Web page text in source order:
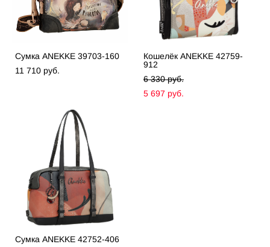
Сумка ANEKKE 39703-160
11 710 pуб.
Кошелёк ANEKKE 42759-
912
6 330 pуб.
5 697 pуб.
Сумка ANEKKE 42752-406